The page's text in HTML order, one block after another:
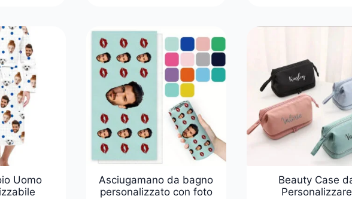
Uomo
Asciugamano da bagno
personalizzato con foto
Beauty Case
Personalizzare